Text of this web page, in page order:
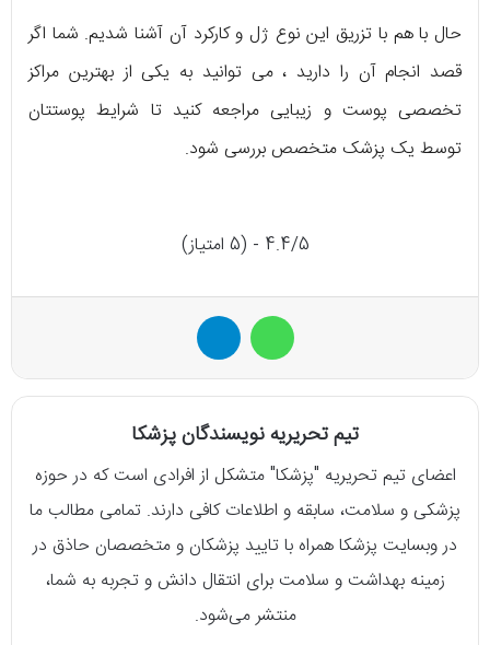
حال با هم با تزریق این نوع ژل و کارکرد آن آشنا شدیم. شما اگر
قصد انجام آن را دارید ، می توانید به یکی از بهترین مراکز
تخصصی پوست و زیبایی مراجعه کنید تا شرایط پوستتان
توسط یک پزشک متخصص بررسی شود.
4.4/5 - (5 امتیاز)
واتس آپ
تیم تحریریه نویسندگان پزشکا
اعضای تیم تحریریه "پزشکا" متشکل از افرادی است که در حوزه
پزشکی و سلامت، سابقه و اطلاعات کافی دارند. تمامی مطالب ما
در وبسایت پزشکا همراه با تایید پزشکان و متخصصان حاذق در
زمینه بهداشت و سلامت برای انتقال دانش و تجربه به شما،
منتشر می‌شود.